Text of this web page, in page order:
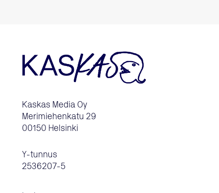
Kaskas Media Oy
Merimiehenkatu 29
00150 Helsinki
Y-tunnus
2536207-5